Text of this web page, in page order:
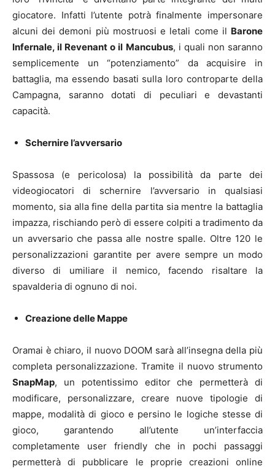
giocatore. Infatti l’utente potrà finalmente impersonare
alcuni dei demoni più mostruosi e letali come il Barone
Infernale, il Revenant o il Mancubus, i quali non saranno
semplicemente un “potenziamento” da acquisire in
battaglia, ma essendo basati sulla loro controparte della
Campagna, saranno dotati di peculiari e devastanti
capacità.
Schernire l’avversario
Spassosa (e pericolosa) la possibilità da parte dei
videogiocatori di schernire l’avversario in qualsiasi
momento, sia alla fine della partita sia mentre la battaglia
impazza, rischiando però di essere colpiti a tradimento da
un avversario che passa alle nostre spalle. Oltre 120 le
personalizzazioni garantite per avere sempre un modo
diverso di umiliare il nemico, facendo risaltare la
spavalderia di ognuno di noi.
Creazione delle Mappe
Oramai è chiaro, il nuovo DOOM sarà all’insegna della più
completa personalizzazione. Tramite il nuovo strumento
SnapMap, un potentissimo editor che permetterà di
modificare, personalizzare, creare nuove tipologie di
mappe, modalità di gioco e persino le logiche stesse di
gioco, garantendo all’utente un’interfaccia
completamente user friendly che in pochi passaggi
permetterà di pubblicare le proprie creazioni online